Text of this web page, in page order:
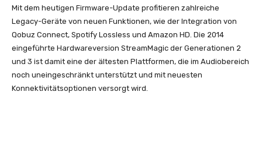
Mit dem heutigen Firmware-Update profitieren zahlreiche
Legacy-Geräte von neuen Funktionen, wie der Integration von
Qobuz Connect, Spotify Lossless und Amazon HD. Die 2014
eingeführte Hardwareversion StreamMagic der Generationen 2
und 3 ist damit eine der ältesten Plattformen, die im Audiobereich
noch uneingeschränkt unterstützt und mit neuesten
Konnektivitätsoptionen versorgt wird.